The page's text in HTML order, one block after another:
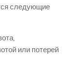
следующие
или потерей